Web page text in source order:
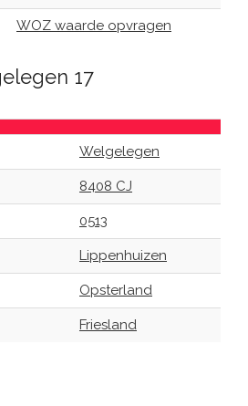
WOZ waarde opvragen
17
Welgelegen
8408 CJ
0513
Lippenhuizen
Opsterland
Friesland